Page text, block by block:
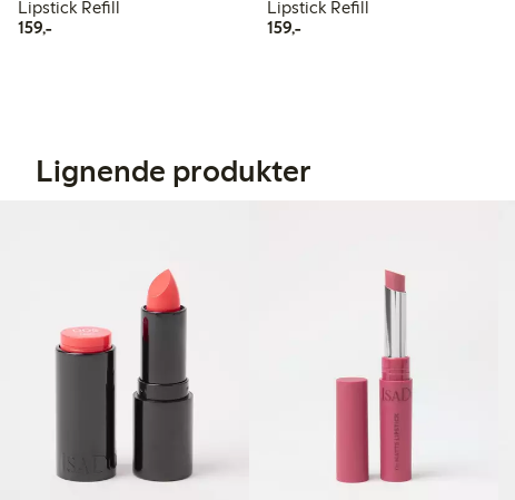
Lipstick Refill
159,-159,00 kr
Lipstick Refill
159,-159,00 kr
Lignende produkter